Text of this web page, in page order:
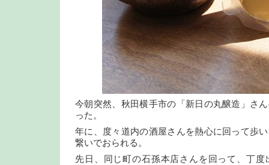
今朝突然、秋田横手市の「新日の丸醸造」さ
った。
年に、度々道内の酒屋さんを熱心に回って歩
繋いでおられる。
先日、同じ町の石孫本店さんを回って、丁